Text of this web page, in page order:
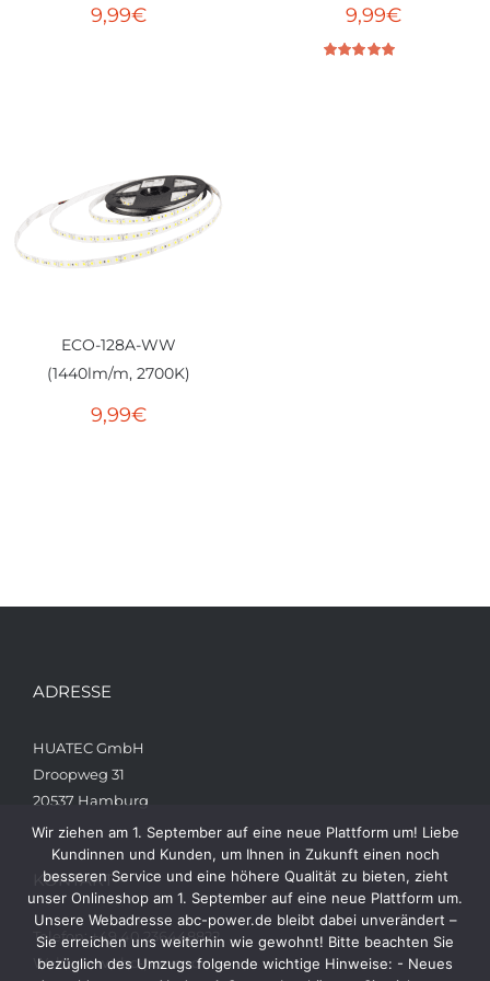
9,99€ 9,99€
ECO-128A-WW
(1440lm/m, 2700K)
9,99€
ADRESSE
HUATEC GmbH
Droopweg 31
20537 Hamburg
KONTAKT
Telefon: +49 40 236448822
Web: www.abc-power.de
Wir ziehen am 1. September auf eine neue Plattform um! Liebe
Kundinnen und Kunden, um Ihnen in Zukunft einen noch
besseren Service und eine höhere Qualität zu bieten, zieht
unser Onlineshop am 1. September auf eine neue Plattform um.
Unsere Webadresse abc-power.de bleibt dabei unverändert –
Sie erreichen uns weiterhin wie gewohnt! Bitte beachten Sie
bezüglich des Umzugs folgende wichtige Hinweise: - Neues